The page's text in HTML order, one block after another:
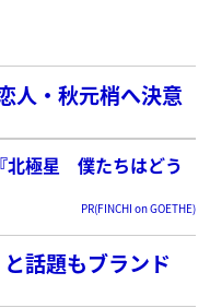
人・秋元梢へ決意
北極星 僕たちはどう
PR(FINCHI on GOETHE)
話題もブランド